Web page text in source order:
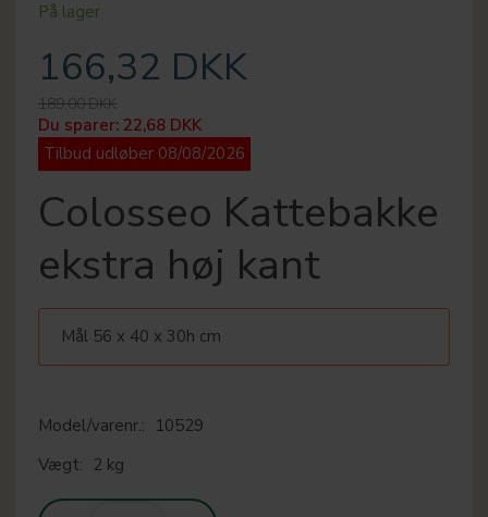
På lager
166,32 DKK
189,00 DKK
Du sparer: 22,68 DKK
Tilbud udløber 08/08/2026
Colosseo Kattebakke
ekstra høj kant
Mål 56 x 40 x 30h cm
Model/varenr.: 10529
Vægt: 2 kg